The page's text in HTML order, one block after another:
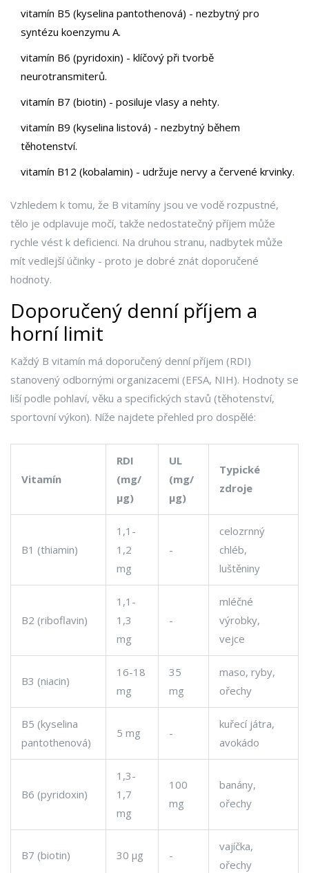
vitamín B5 (kyselina pantothenová) - nezbytný pro
syntézu koenzymu A.
vitamín B6 (pyridoxin) - klíčový při tvorbě
neurotransmiterů.
vitamín B7 (biotin) - posiluje vlasy a nehty.
vitamín B9 (kyselina listová) - nezbytný během
těhotenství.
vitamín B12 (kobalamin) - udržuje nervy a červené krvinky.
Vzhledem k tomu, že B vitamíny jsou ve vodě rozpustné,
tělo je odplavuje močí, takže nedostatečný příjem může
rychle vést k deficienci. Na druhou stranu, nadbytek může
mít vedlejší účinky - proto je dobré znát doporučené
hodnoty.
Doporučený denní příjem a
horní limit
Každý B vitamín má doporučený denní příjem (RDI)
stanovený odbornými organizacemi (EFSA, NIH). Hodnoty se
liší podle pohlaví, věku a specifických stavů (těhotenství,
sportovní výkon). Níže najdete přehled pro dospělé:
Vitamín
RDI
(mg/
µg)
UL
(mg/
µg)
Typické
zdroje
B1 (thiamin)
1,1-
1,2
mg
-
celozrnný
chléb,
luštěniny
B2 (riboflavin)
1,1-
1,3
mg
-
mléčné
výrobky,
vejce
B3 (niacin)
16-18
mg
35
mg
maso, ryby,
ořechy
B5 (kyselina
pantothenová)
5 mg -
kuřecí játra,
avokádo
B6 (pyridoxin)
1,3-
1,7
mg
100
mg
banány,
ořechy
B7 (biotin) 30 µg -
vajíčka,
ořechy